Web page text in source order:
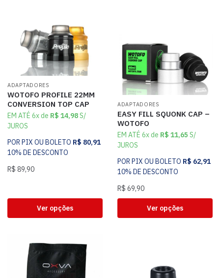
ADAPTADORES
WOTOFO PROFILE 22MM
CONVERSION TOP CAP
EM ATÉ 6x de R$ 14,98S/
JUROS
POR PIX OU BOLETO R$ 80,91
10% DE DESCONTO
R$ 89,90
Ver opções
ADAPTADORES
EASY FILL SQUONK CAP –
WOTOFO
EM ATÉ 6x de R$ 11,65 S/
JUROS
POR PIX OU BOLETO R$ 62,91
10% DE DESCONTO
R$ 69,90
Ver opções